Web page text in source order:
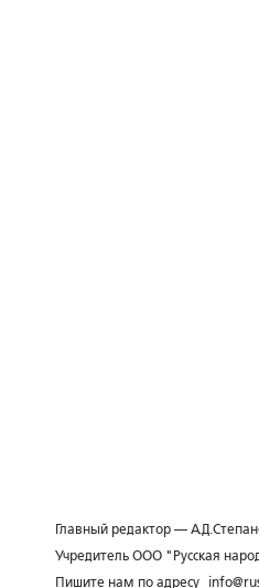
Главный редактор —
Учредитель ООО "Русская
Пишите нам по адресу